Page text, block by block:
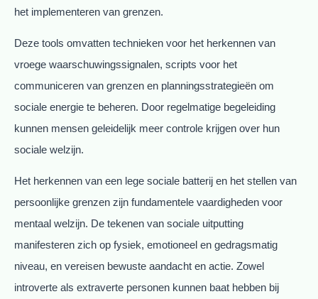
het implementeren van grenzen.
Deze tools omvatten technieken voor het herkennen van
vroege waarschuwingssignalen, scripts voor het
communiceren van grenzen en planningsstrategieën om
sociale energie te beheren. Door regelmatige begeleiding
kunnen mensen geleidelijk meer controle krijgen over hun
sociale welzijn.
Het herkennen van een lege sociale batterij en het stellen van
persoonlijke grenzen zijn fundamentele vaardigheden voor
mentaal welzijn. De tekenen van sociale uitputting
manifesteren zich op fysiek, emotioneel en gedragsmatig
niveau, en vereisen bewuste aandacht en actie. Zowel
introverte als extraverte personen kunnen baat hebben bij